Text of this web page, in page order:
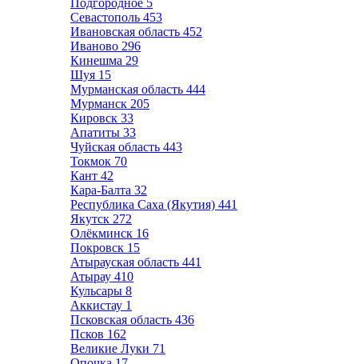
Подгородное 5
Севастополь 453
Ивановская область 452
Иваново 296
Кинешма 29
Шуя 15
Мурманская область 444
Мурманск 205
Кировск 33
Апатиты 33
Чуйская область 443
Токмок 70
Кант 42
Кара-Балта 32
Республика Саха (Якутия) 441
Якутск 272
Олёкминск 16
Покровск 15
Атырауская область 441
Атырау 410
Кульсары 8
Аккистау 1
Псковская область 436
Псков 162
Великие Луки 71